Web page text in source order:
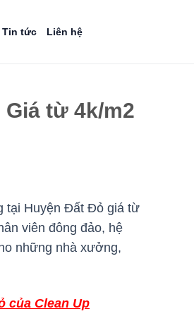
Tin tức Liên hệ
từ 4k/m2
tại Huyện Đất Đỏ giá từ
viên đông đảo, hệ
những nhà xưởng,
của Clean Up